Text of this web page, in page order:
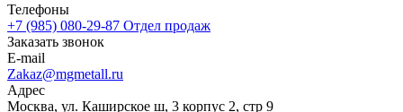
Телефоны
+7 (985) 080-29-87 Отдел продаж
Заказать звонок
E-mail
Zakaz@mgmetall.ru
Адрес
Москва, ул. Каширское ш, 3 корпус 2, стр 9